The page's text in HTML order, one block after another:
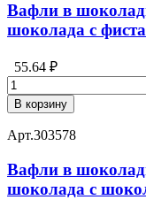
Вафли в
шоколада с
55.64 ₽
В корзину
Арт.303578
Вафли в
шоколада с